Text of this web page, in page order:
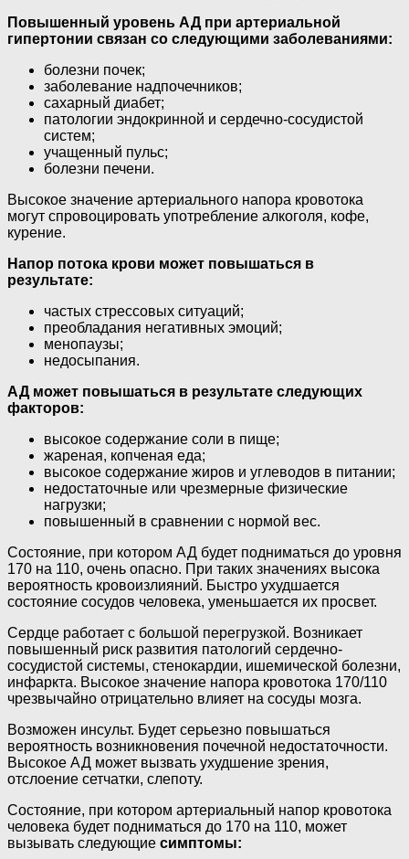
Повышенный уровень АД при артериальной
гипертонии связан со следующими заболеваниями:
болезни почек;
заболевание надпочечников;
сахарный диабет;
патологии эндокринной и сердечно-сосудистой
систем;
учащенный пульс;
болезни печени.
Высокое значение артериального напора кровотока
могут спровоцировать употребление алкоголя, кофе,
курение.
Напор потока крови может повышаться в
результате:
частых стрессовых ситуаций;
преобладания негативных эмоций;
менопаузы;
недосыпания.
АД может повышаться в результате следующих
факторов:
высокое содержание соли в пище;
жареная, копченая еда;
высокое содержание жиров и углеводов в питании;
недостаточные или чрезмерные физические
нагрузки;
повышенный в сравнении с нормой вес.
Состояние, при котором АД будет подниматься до уровня
170 на 110, очень опасно. При таких значениях высока
вероятность кровоизлияний. Быстро ухудшается
состояние сосудов человека, уменьшается их просвет.
Сердце работает с большой перегрузкой. Возникает
повышенный риск развития патологий сердечно-
сосудистой системы, стенокардии, ишемической болезни,
инфаркта. Высокое значение напора кровотока 170/110
чрезвычайно отрицательно влияет на сосуды мозга.
Возможен инсульт. Будет серьезно повышаться
вероятность возникновения почечной недостаточности.
Высокое АД может вызвать ухудшение зрения,
отслоение сетчатки, слепоту.
Состояние, при котором артериальный напор кровотока
человека будет подниматься до 170 на 110, может
вызывать следующие симптомы: